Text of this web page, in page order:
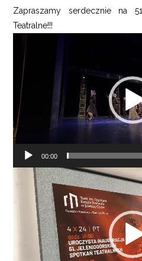
Zapraszamy serdecznie na
Teatralne!!!
00:00
Odtwarzacz